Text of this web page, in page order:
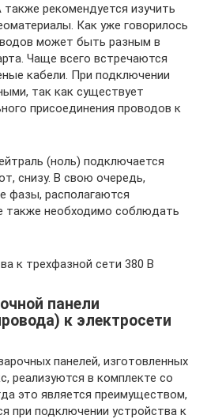
рекомендуется изучить
Как уже говорилось
может быть разным в
Чаще всего встречаются
кабели. При подключении
так как существует
присоединения проводов к
(ноль) подключается
снизу. В свою очередь,
фазы, располагаются
также необходимо соблюдать
к трехфазной сети 380 В
панели
к электросети
панелей, изготовленных
реализуются в комплекте со
это является преимуществом,
при подключении устройства к